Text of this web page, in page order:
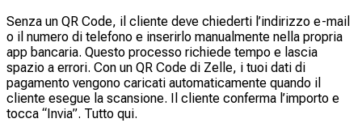
Senza un QR Code, il cliente deve chiederti l’indirizzo e-mail
o il numero di telefono e inserirlo manualmente nella propria
app bancaria. Questo processo richiede tempo e lascia
spazio a errori. Con un QR Code di Zelle, i tuoi dati di
pagamento vengono caricati automaticamente quando il
cliente esegue la scansione. Il cliente conferma l’importo e
tocca “Invia”. Tutto qui.